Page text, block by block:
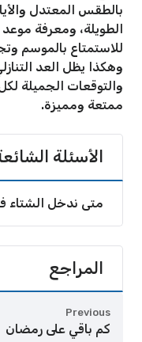
بالطقس المعتدل
الطويلة، ومعرفة
للاستمتاع بالموسم
وهكذا يظل العد
والتوقعات الجميلة
ممتعة ومميزة.
الأسئلة
متى ندخل الشتاء
المراجع
Previous
كم باقي على رمضان